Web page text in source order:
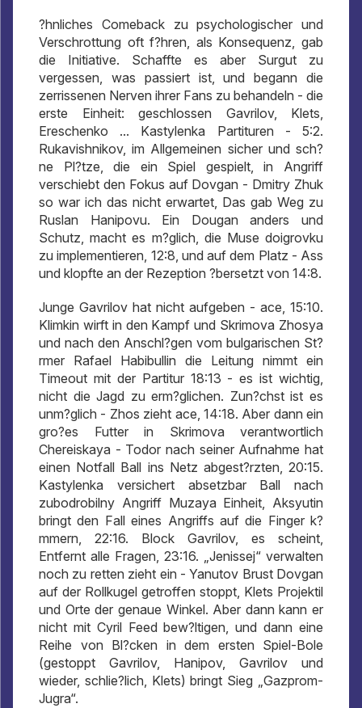
?hnliches Comeback zu psychologischer und
Verschrottung oft f?hren, als Konsequenz, gab
die Initiative. Schaffte es aber Surgut zu
vergessen, was passiert ist, und begann die
zerrissenen Nerven ihrer Fans zu behandeln - die
erste Einheit: geschlossen Gavrilov, Klets,
Ereschenko ... Kastylenka Partituren - 5:2.
Rukavishnikov, im Allgemeinen sicher und sch?
ne Pl?tze, die ein Spiel gespielt, in Angriff
verschiebt den Fokus auf Dovgan - Dmitry Zhuk
so war ich das nicht erwartet, Das gab Weg zu
Ruslan Hanipovu. Ein Dougan anders und
Schutz, macht es m?glich, die Muse doigrovku
zu implementieren, 12:8, und auf dem Platz - Ass
und klopfte an der Rezeption ?bersetzt von 14:8.
Junge Gavrilov hat nicht aufgeben - ace, 15:10.
Klimkin wirft in den Kampf und Skrimova Zhosya
und nach den Anschl?gen vom bulgarischen St?
rmer Rafael Habibullin die Leitung nimmt ein
Timeout mit der Partitur 18:13 - es ist wichtig,
nicht die Jagd zu erm?glichen. Zun?chst ist es
unm?glich - Zhos zieht ace, 14:18. Aber dann ein
gro?es Futter in Skrimova verantwortlich
Chereiskaya - Todor nach seiner Aufnahme hat
einen Notfall Ball ins Netz abgest?rzten, 20:15.
Kastylenka versichert absetzbar Ball nach
zubodrobilny Angriff Muzaya Einheit, Aksyutin
bringt den Fall eines Angriffs auf die Finger k?
mmern, 22:16. Block Gavrilov, es scheint,
Entfernt alle Fragen, 23:16. „Jenissej“ verwalten
noch zu retten zieht ein - Yanutov Brust Dovgan
auf der Rollkugel getroffen stoppt, Klets Projektil
und Orte der genaue Winkel. Aber dann kann er
nicht mit Cyril Feed bew?ltigen, und dann eine
Reihe von Bl?cken in dem ersten Spiel-Bole
(gestoppt Gavrilov, Hanipov, Gavrilov und
wieder, schlie?lich, Klets) bringt Sieg „Gazprom-
Jugra“.